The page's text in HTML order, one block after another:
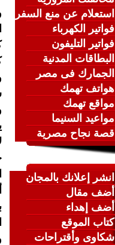
استعلام عن منع السفر
فواتير الكهرباء
فواتير التليفون
البطاقات المدنية
الجمارك فى مصر
هواتف تهمك
مواقع تهمك
مواعيد السنيما
قصة نجاح مصرية
انشر إعلانك بالمجان
أضف مقال
أضف إهداء
كتاب الموقع
شكاوى وأقتراحات